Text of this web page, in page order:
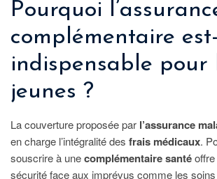
Pourquoi
complémentaire
indispensable pour
jeunes ?
La couverture proposée par l’assurance
en charge l’intégralité des frais médicaux.
souscrire à unecomplémentaire santé
sécurité face aux imprévus comme les